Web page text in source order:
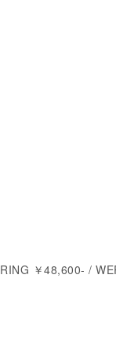
RING ￥48,600- /